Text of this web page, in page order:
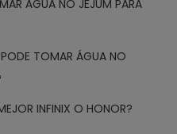
ÁGUA NO JEJUM PARA
PODE TOMAR ÁGUA NO
INFINIX O HONOR?